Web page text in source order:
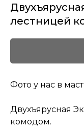
лестницей
Фото у нас в
Двухъярусная
комодом.